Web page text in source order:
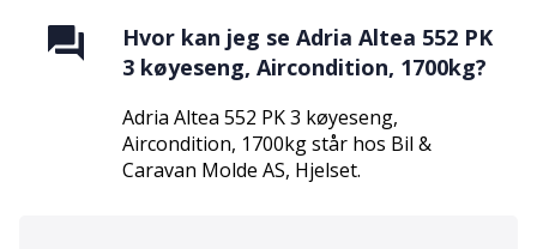
Hvor kan jeg se Adria Altea 552 PK
3 køyeseng, Aircondition, 1700kg?
Adria Altea 552 PK 3 køyeseng,
Aircondition, 1700kgstår hos Bil &
Caravan Molde AS, Hjelset.